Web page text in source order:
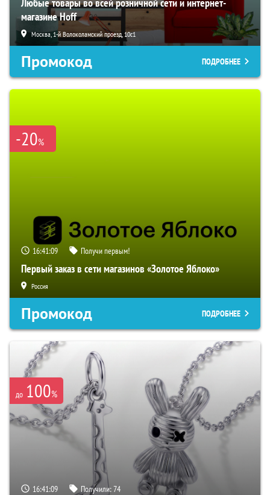
магазине Hoff
Москва, 1-й Волоколамский проезд, 10с1
Промокод ПОДРОБНЕЕ
-20%
16:41:08 Получи первым!
Первый заказ в сети магазинов «Золотое Яблоко»
Россия
Промокод ПОДРОБНЕЕ
до 100%
16:41:08 Получили:74